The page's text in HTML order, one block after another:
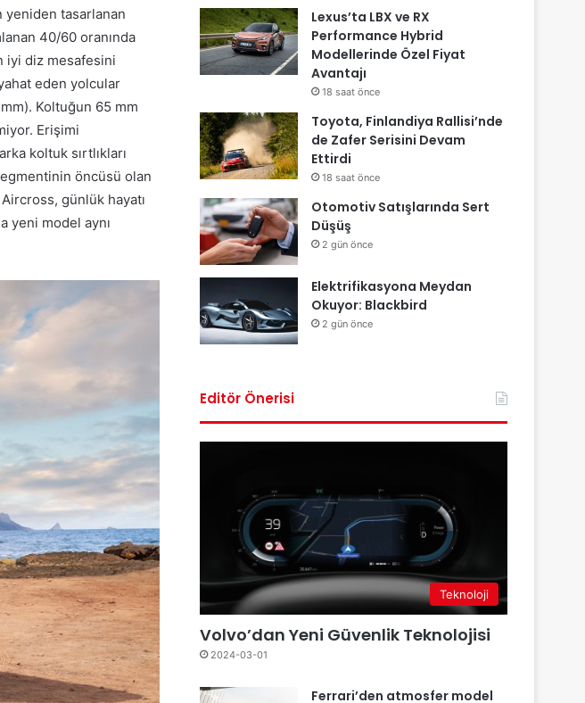
yeniden tasarlanan
40/60 oranında
iyi diz mesafesini
eden yolcular
Koltuğun 65 mm
Erişimi
koltuk sırtlıkları
öncüsü olan
günlük hayatı
yeni model aynı
Lexus’ta LBX ve RX
Performance Hybrid
Modellerinde Özel Fiyat
Avantajı
18 saat önce
Toyota, Finlandiya Rallisi’nde
de Zafer Serisini Devam
Ettirdi
18 saat önce
Otomotiv Satışlarında Sert
Düşüş
2 gün önce
Elektrifikasyona Meydan
Okuyor: Blackbird
2 gün önce
Editör Önerisi
Teknoloji
Volvo’dan Yeni Güvenlik Teknolojisi
2024-03-01
Ferrari’den atmosfer model